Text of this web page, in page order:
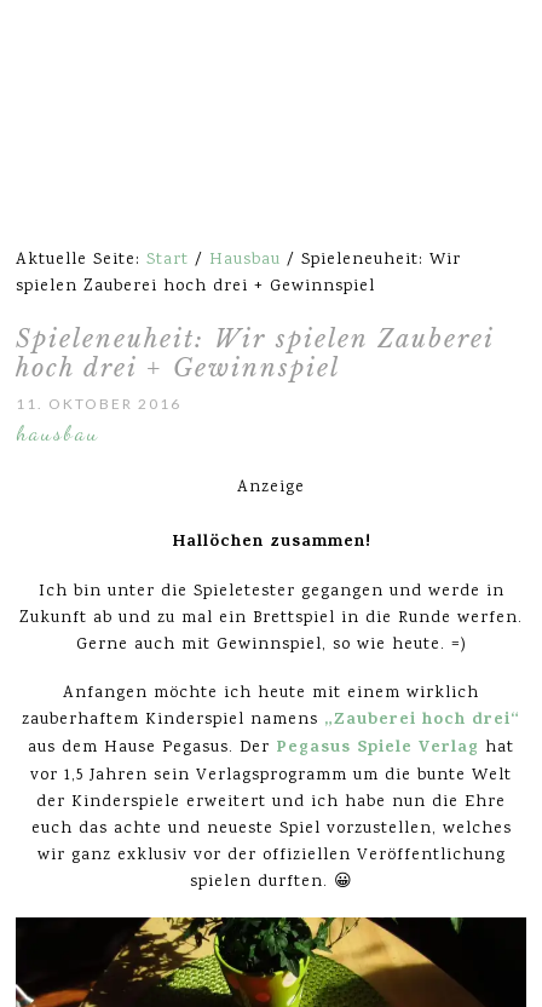
Aktuelle Seite:Start / Hausbau / Spieleneuheit: Wir
spielen Zauberei hoch drei + Gewinnspiel
Spieleneuheit: Wir spielen Zauberei
hoch drei + Gewinnspiel
11. OKTOBER 2016
hausbau
Anzeige
Hallöchen zusammen!
Ich bin unter die Spieletester gegangen und werde in
Zukunft ab und zu mal ein Brettspiel in die Runde werfen.
Gerne auch mit Gewinnspiel, so wie heute. =)
Anfangen möchte ich heute mit einem wirklich
zauberhaftem Kinderspiel namens „Zauberei hoch drei“
aus dem Hause Pegasus. Der Pegasus Spiele Verlag hat
vor 1,5 Jahren sein Verlagsprogramm um die bunte Welt
der Kinderspiele erweitert und ich habe nun die Ehre
euch das achte und neueste Spiel vorzustellen, welches
wir ganz exklusiv vor der offiziellen Veröffentlichung
spielen durften. 😀